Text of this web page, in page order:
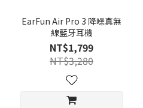
EarFun Air Pro 3 降噪真無
線藍牙耳機
NT$1,799
NT$3,280